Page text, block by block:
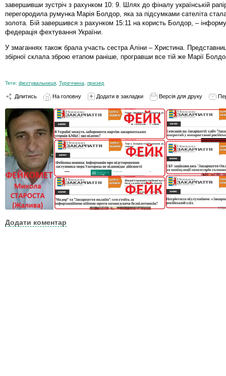
завершивши зустріч з рахунком 10: 9. Шлях до фіналу українській
перегородила румунка Марія Болдор, яка за підсумками сателіта
золота. Бій завершився з рахунком 15:11 на користь Болдор, –
федерація фехтування України.
У змаганнях також брала участь сестра Аліни – Христина.
збірної склала зброю етапом раніше, програвши все тій же Марії
Теги: фехтувальниця Туреччина призер
Ділитись На головну Додати в закладки Версія для друку
Додати коментар